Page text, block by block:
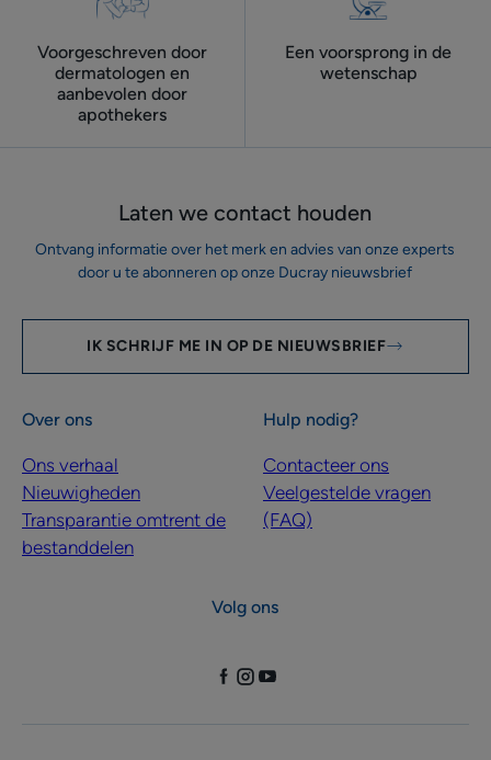
Voorgeschreven door
dermatologen ​en
aanbevolen door
apothekers
Een voorsprong in de
wetenschap
Laten we contact houden
Ontvang informatie over het merk en advies van onze experts
door u te abonneren op onze Ducray nieuwsbrief
IK SCHRIJF ME IN OP DE NIEUWSBRIEF
Over ons
Ons verhaal
Nieuwigheden
Transparantie omtrent de
bestanddelen
Hulp nodig?
Contacteer ons
Veelgestelde vragen
(FAQ)
Volg ons